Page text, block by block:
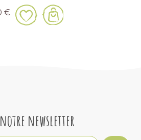
€
newsletter